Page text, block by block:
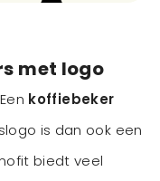
met logo
koffiebeker
is dan ook een
biedt veel